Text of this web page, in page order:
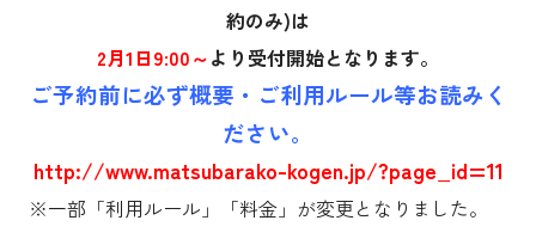
約のみ)は
2月1日9:00～より受付開始となります。
ご予約前に必ず概要・ご利用ルール等お読みく
ださい。
http://www.matsubarako-kogen.jp/?page_id=11
※一部「利用ルール」「料金」が変更となりました。